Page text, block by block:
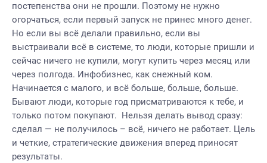
постепенства они не прошли. Поэтому не нужно
огорчаться, если первый запуск не принес много денег.
Но если вы всё делали правильно, если вы
выстраивали всё в системе, то люди, которые пришли и
сейчас ничего не купили, могут купить через месяц или
через полгода. Инфобизнес, как снежный ком.
Начинается с малого, и всё больше, больше, больше.
Бывают люди, которые год присматриваются к тебе, и
только потом покупают. Нельзя делать вывод сразу:
сделал — не получилось – всё, ничего не работает. Цель
и четкие, стратегические движения вперед приносят
результаты.